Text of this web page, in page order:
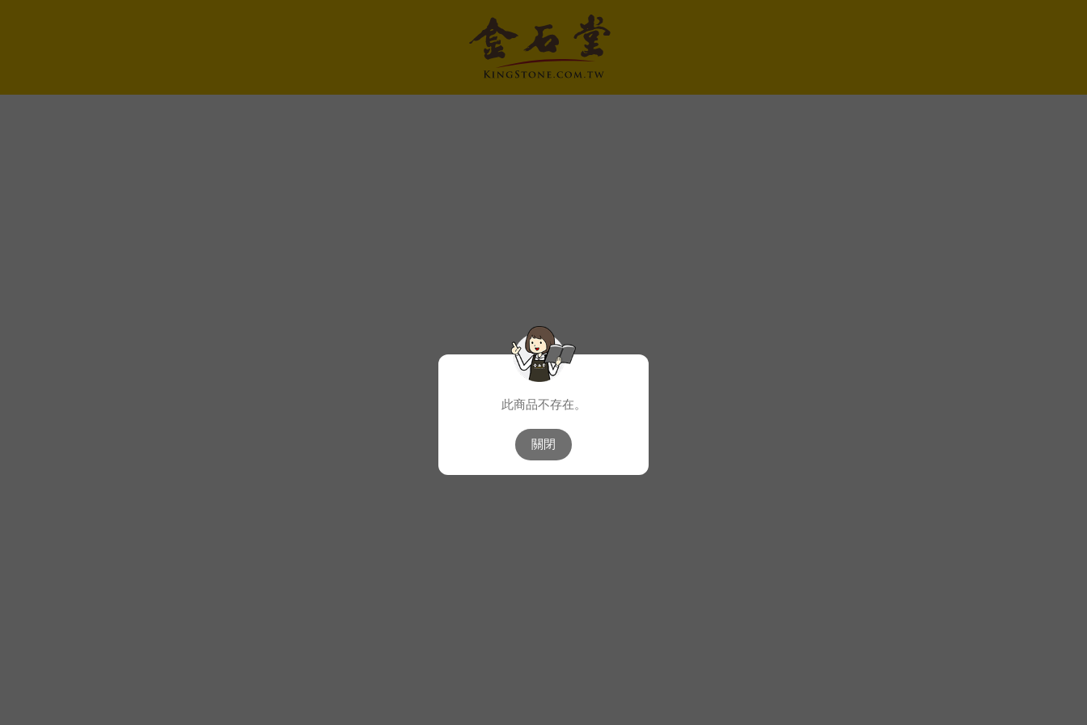
此商品不存在。
關閉